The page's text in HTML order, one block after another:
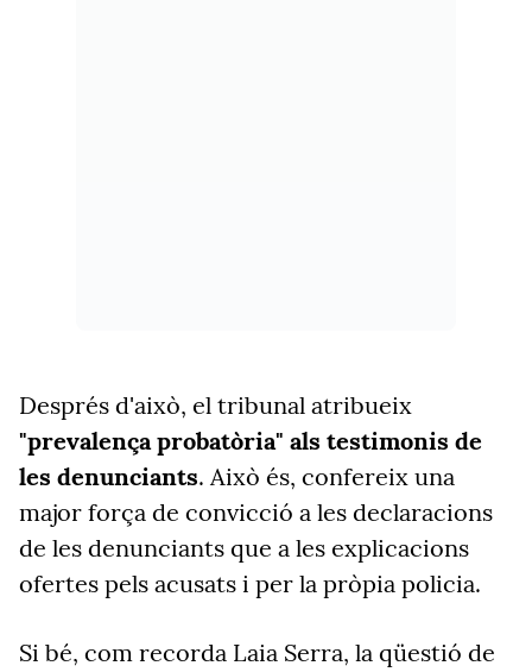
Després d'això, el tribunal atribueix
"prevalença probatòria" als testimonis de
les denunciants. Això és, confereix una
major força de convicció a les declaracions
de les denunciants que a les explicacions
ofertes pels acusats i per la pròpia policia.
Si bé, com recorda Laia Serra, la qüestió de